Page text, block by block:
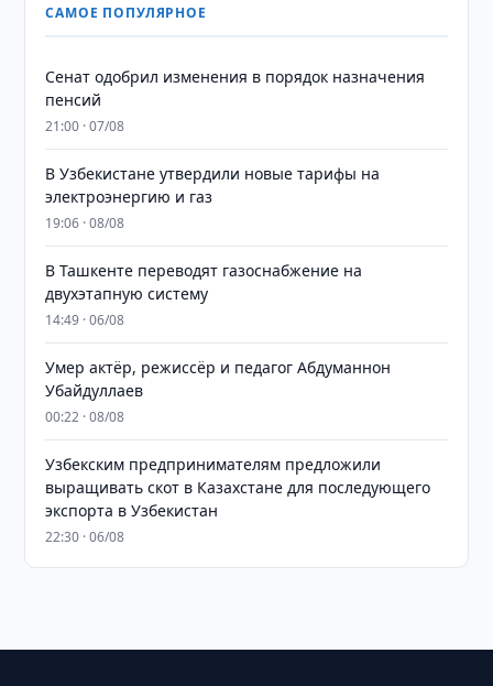
САМОЕ ПОПУЛЯРНОЕ
Сенат одобрил изменения в порядок назначения
пенсий
21:00 · 07/08
В Узбекистане утвердили новые тарифы на
электроэнергию и газ
19:06 · 08/08
В Ташкенте переводят газоснабжение на
двухэтапную систему
14:49 · 06/08
Умер актёр, режиссёр и педагог Абдуманнон
Убайдуллаев
00:22 · 08/08
Узбекским предпринимателям предложили
выращивать скот в Казахстане для последующего
экспорта в Узбекистан
22:30 · 06/08